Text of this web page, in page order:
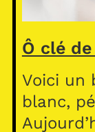
Ô clé
Voici un
blanc,